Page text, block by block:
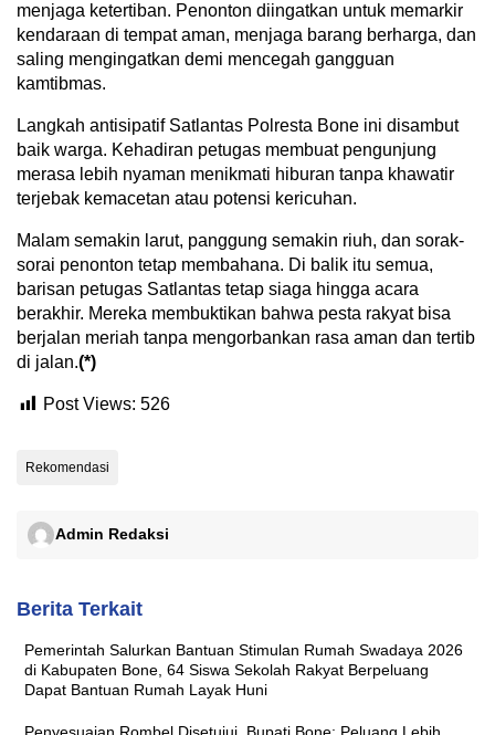
menjaga ketertiban. Penonton diingatkan untuk memarkir
kendaraan di tempat aman, menjaga barang berharga, dan
saling mengingatkan demi mencegah gangguan
kamtibmas.
Langkah antisipatif Satlantas Polresta Bone ini disambut
baik warga. Kehadiran petugas membuat pengunjung
merasa lebih nyaman menikmati hiburan tanpa khawatir
terjebak kemacetan atau potensi kericuhan.
Malam semakin larut, panggung semakin riuh, dan sorak-
sorai penonton tetap membahana. Di balik itu semua,
barisan petugas Satlantas tetap siaga hingga acara
berakhir. Mereka membuktikan bahwa pesta rakyat bisa
berjalan meriah tanpa mengorbankan rasa aman dan tertib
di jalan.(*)
Post Views: 526
Rekomendasi
Admin Redaksi
Berita Terkait
Pemerintah Salurkan Bantuan Stimulan Rumah Swadaya 2026
di Kabupaten Bone, 64 Siswa Sekolah Rakyat Berpeluang
Dapat Bantuan Rumah Layak Huni